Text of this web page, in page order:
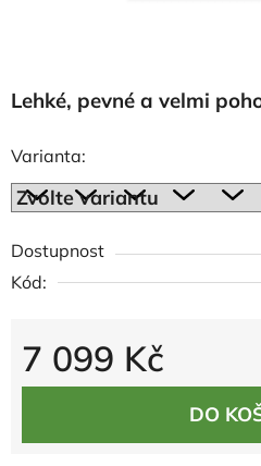
Lehké, pevné a velmi
Varianta:
Dostupnost
Kód:
7 099 Kč
Měrná cena:
DO